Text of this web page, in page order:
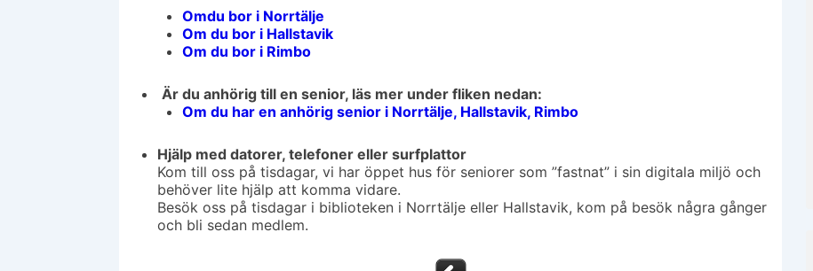
Omdu bor i Norrtälje
Om du bor i Hallstavik
Om du bor i Rimbo
Är du anhörig till en senior, läs mer under fliken nedan:
Om du har en anhörig senior i Norrtälje, Hallstavik, Rimbo
Hjälp med datorer, telefoner eller surfplattor
Kom till oss på tisdagar, vi har öppet hus för seniorer som ”fastnat” i sin digitala miljö och
behöver lite hjälp att komma vidare.
Besök oss på tisdagar i biblioteken i Norrtälje eller Hallstavik, kom på besök några gånger
och bli sedan medlem.